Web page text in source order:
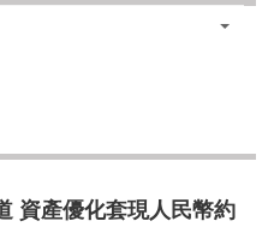
資產優化套現人民幣約